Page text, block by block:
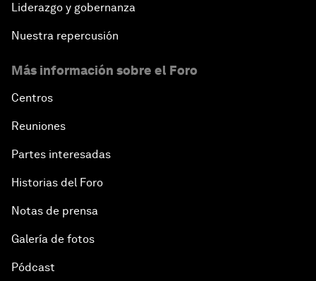
Liderazgo y gobernanza
Nuestra repercusión
Más información sobre el Foro
Centros
Reuniones
Partes interesadas
Historias del Foro
Notas de prensa
Galería de fotos
Pódcast